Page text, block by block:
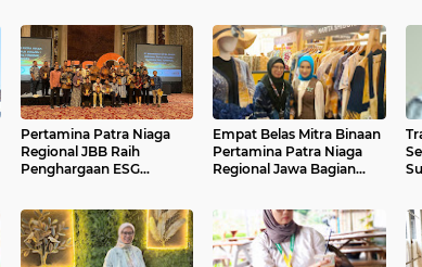
Pertamina Patra Niaga
Regional JBB Raih
Penghargaan ESG
Empat Belas Mitra Binaan
Pertamina Patra Niaga
Regional Jawa Bagian
SMEXPO 2024